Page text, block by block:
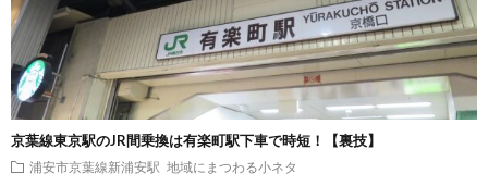
京葉線東京駅のJR間乗換は有楽町駅下車で時短！【裏技】
浦安市京葉線新浦安駅 地域にまつわる小ネタ